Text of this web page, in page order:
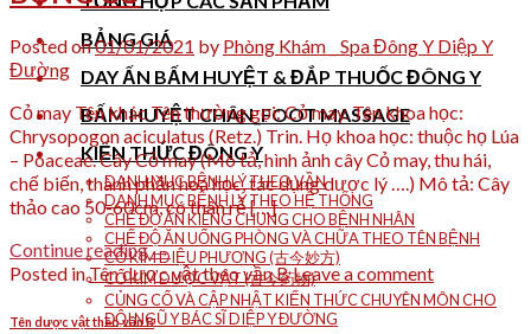
BẢNG GIÁ
DAY ẤN BẤM HUYỆT & ĐẮP THUỐC ĐÔNG Y
BẤM HUYỆT CHÂN_FOOT MASSAGE
KIẾN THỨC ĐÔNG Y
DANH MỤC BỆNH LÝ THEO VẦN
DANH MỤC BỆNH LÝ THEO HỆ THỐNG
CHẾ ĐỘ ĂN KIÊNG CHUNG CHO BỆNH NHÂN
CHẾ ĐỘ ĂN UỐNG PHÒNG VÀ CHỮA THEO TÊN BỆNH
CỔ KIM DIỆU PHƯƠNG (古今妙方)
CỔ KIM DƯỢC VẬT (古今药物)
CỦNG CỐ VÀ CẬP NHẬT KIẾN THỨC CHUYÊN MÔN CHO
ĐỘI NGŨ Y BÁC SĨ DIỆP Y ĐƯỜNG
Posted on01/01/2021 by Phòng Khám _ Spa Đông Y Diệp Y
Đường
Cỏ may Tên khác Tên thường gọi: Cỏ may. Tên khoa học:
Chrysopogon aciculatus (Retz.) Trin. Họ khoa học: thuộc họ Lúa
– Poaceae. Cây Cỏ may (Mô tả, hình ảnh cây Cỏ may, thu hái,
chế biến, thành phần hoá học, tác dụng dược lý ….) Mô tả: Cây
thảo cao 50-60cm, có thân rễ […]
Continue reading→
Posted inTên dược vật theo vần BLeave a comment
Tên dược vật theo vần B